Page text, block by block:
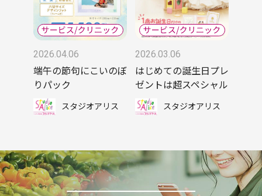
2026.04.06
端午の節句にこいのぼ
りパック
スタジオアリス
2026.03.06
はじめての誕生日プレ
ゼントは超スペシャル
スタジオアリス